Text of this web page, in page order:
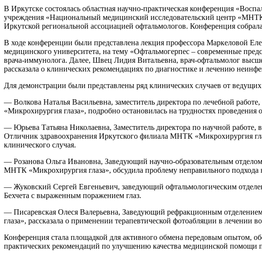
В Иркутске состоялась областная научно-практическая конференция
учреждения «Национальный медицинский исследовательский центр
Иркутской региональной ассоциацией офтальмологов. Конференция
В ходе конференции были представлена лекция профессора Маркеловой
медицинского университета, на тему «Офтальмогерпес – современные
врача-иммунолога. Далее, Швец Лидия Витальевна, врач-офтальмолог
рассказала о клинических рекомендациях по диагностике и лечению
Для демонстрации были представлены ряд клинических случаев от
— Волкова Наталья Васильевна, заместитель директора по лечебной
«Микрохирургия глаза», подробно остановилась на трудностях
— Юрьева Татьяна Николаевна, Заместитель директора по научной
Отличник здравоохранения Иркутского филиала МНТК «Микрохирургия
клинического случая.
— Розанова Ольга Ивановна, Заведующий научно-образовательным
МНТК «Микрохирургия глаза», обсудила проблему неправильного
— Жуковский Сергей Евгеньевич, заведующий офтальмологическим
Бехчета с выраженным поражением глаз.
— Писаревская Олеся Валерьевна, Заведующий рефракционным
глаза», рассказала о применении терапевтической фотоабляции в
Конференция стала площадкой для активного обмена передовым опытом,
практических рекомендаций по улучшению качества медицинской помощи